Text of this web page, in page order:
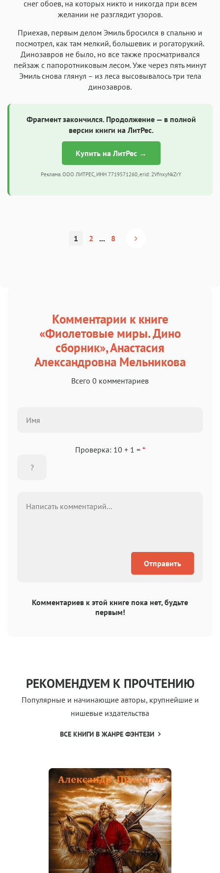
снег обоев, на которых никто и никогда при всем
желании не разглядит узоров.
Приехав, первым делом Эмиль бросился в спальню и
посмотрел, как там мелкий, большевик и рогаторукий.
Динозавров не было, но все также просматривался
пейзаж с папоротниковым лесом. Уже через пять минут
Эмиль снова глянул – из леса высовывалось три тела
динозавров.
Фрагмент закончился. Продолжение — в полной
версии книги на ЛитРес.
Купить на ЛитРес →
Реклама. ООО ЛИТРЕС, ИНН 7719571260, erid: 2VfnxyNkZrY
1 2 ... 8
Комментарии к книге
«Фиолетовые миры. Дино
сборник», Анастасия
Александровна Мельникова
Всего 0 комментариев
Проверка: 10 + 1 = *
Отправить
Комментариев к этой книге пока нет, будьте
первым!
РЕКОМЕНДУЕМ К ПРОЧТЕНИЮ
Популярные и начинающие авторы, крупнейшие и
нишевые издательства
ВСЕ КНИГИ В ЖАНРЕ ФЭНТЕЗИ